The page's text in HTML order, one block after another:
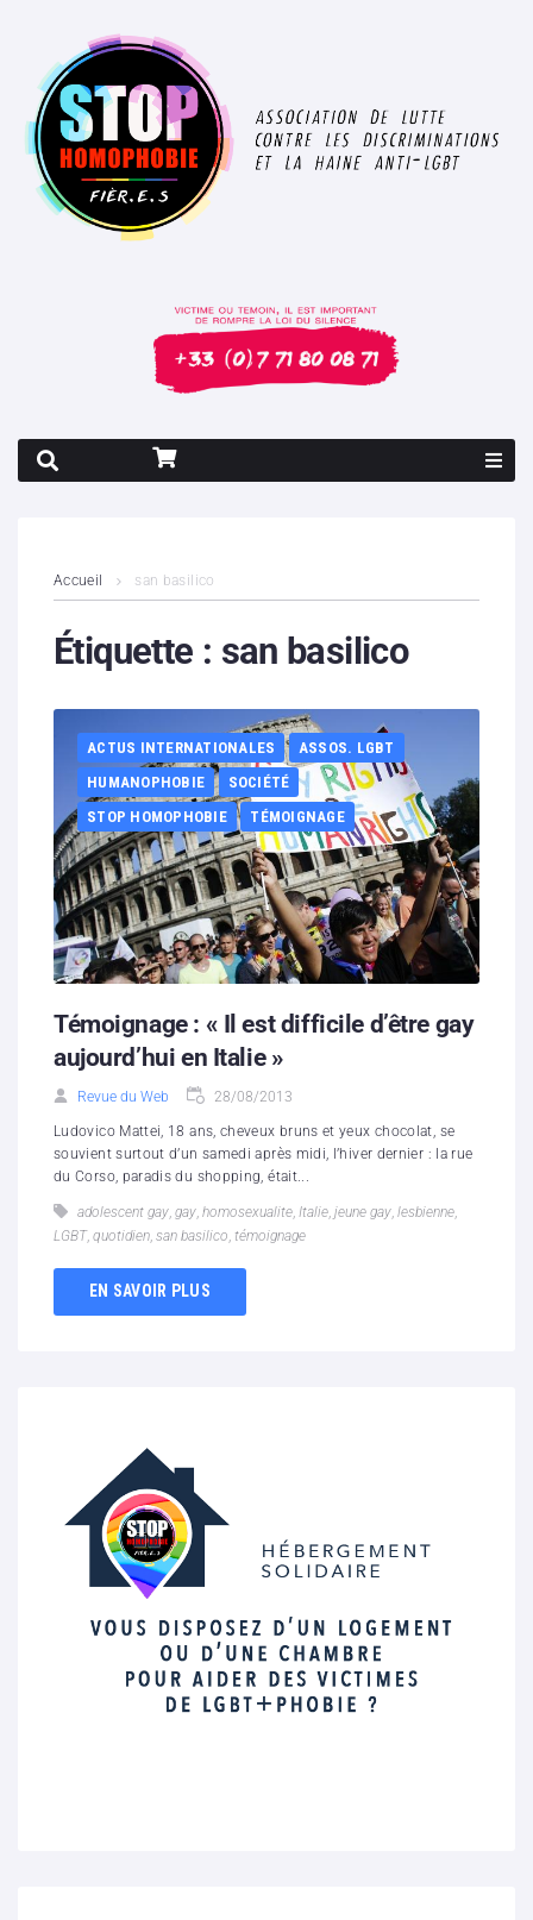
Contenus litigieux
Boutique
Partenaires
Contacts
Hébergement solidaire
Accueil san basilico
Étiquette : san basilico
ACTUS INTERNATIONALES
ASSOS. LGBT
HUMANOPHOBIE
SOCIÉTÉ
STOP HOMOPHOBIE
TÉMOIGNAGE
Témoignage : « Il est difficile d’être gay
aujourd’hui en Italie »
Revue du Web 28/08/2013
Ludovico Mattei, 18 ans, cheveux bruns et yeux chocolat, se
souvient surtout d’un samedi après midi, l’hiver dernier : la rue
du Corso, paradis du shopping, était...
adolescent gay gay homosexualite Italie jeune gay lesbienne
LGBT, quotidien san basilico témoignage
EN SAVOIR PLUS